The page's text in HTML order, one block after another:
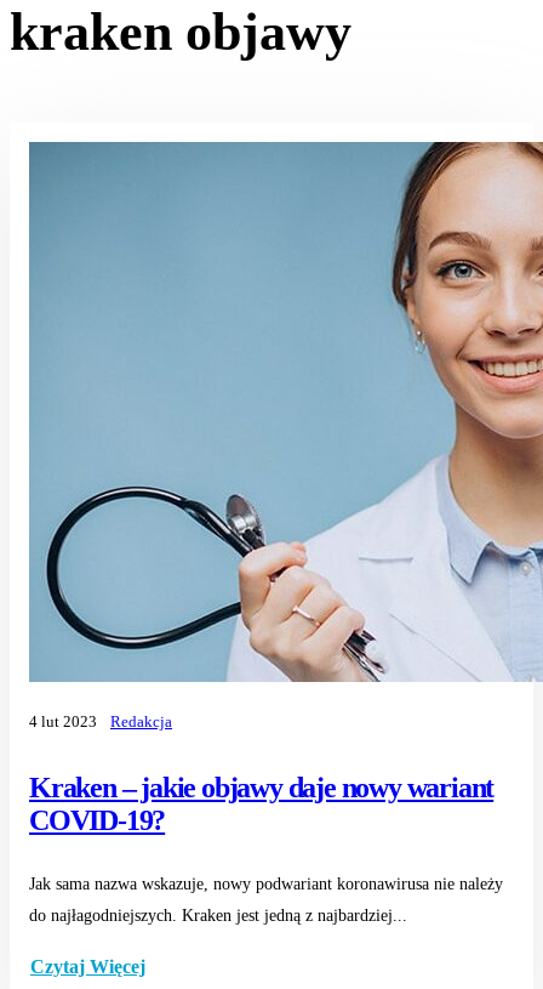
kraken objawy
Kraken – jakie objawy daje nowy wariant
COVID-19?
4 lut 2023 Redakcja
Jak sama nazwa wskazuje, nowy podwariant koronawirusa nie należy
do najłagodniejszych. Kraken jest jedną z najbardziej...
Czytaj Więcej